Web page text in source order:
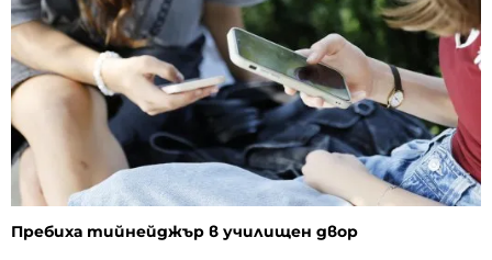
Пребиха тийнейджър в училищен двор